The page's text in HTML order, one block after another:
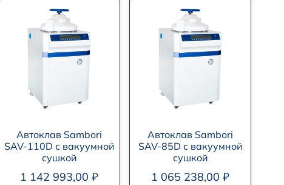
Автоклав Sambori
SAV-110D с вакуумной
сушкой
1 142 993,00₽
Автоклав Sambori
SAV-85D с вакуумной
сушкой
1 065 238,00₽